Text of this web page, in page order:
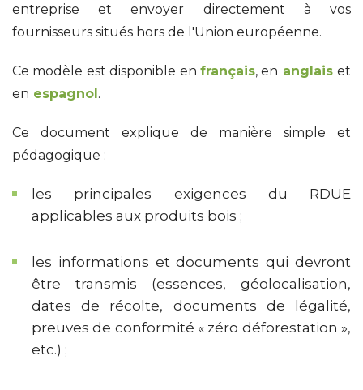
entreprise et envoyer directement à vos
fournisseurs situés hors de l'Union européenne.
Ce modèle est disponible en français, en anglais et
en espagnol.
Ce document explique de manière simple et
pédagogique :
les principales exigences du RDUE
applicables aux produits bois ;
les informations et documents qui devront
être transmis (essences, géolocalisation,
dates de récolte, documents de légalité,
preuves de conformité « zéro déforestation »,
etc.) ;